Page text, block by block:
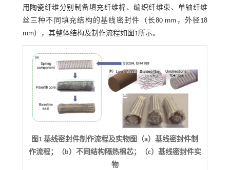
用陶瓷纤维分别制备填充纤维棉、编织纤维束、单轴纤维
丝三种不同填充结构的基线密封件（长80 mm，外径18
mm），其整体结构及制作流程如 图1所示。
图1 基线密封件制作流程及实物图（a）基线密封件制
作流程；（b）不同结构隔热棉芯；（c）基线密封件实
物